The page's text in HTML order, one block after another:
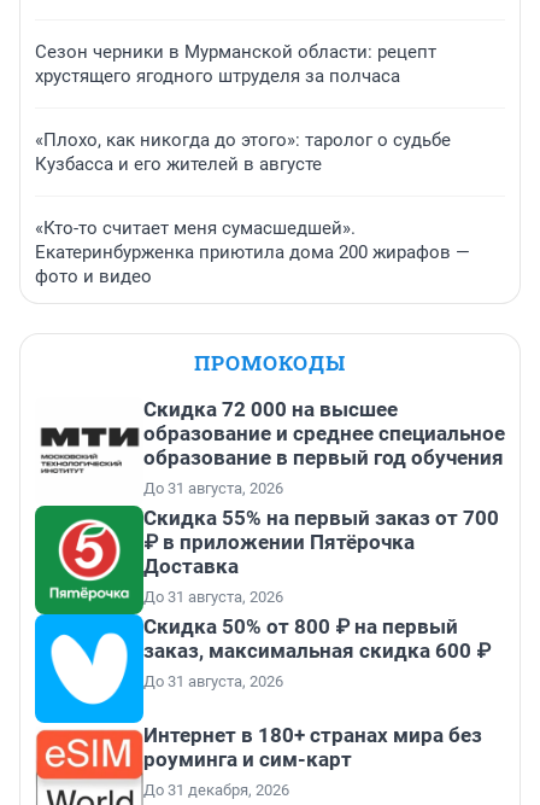
Сезон черники в Мурманской области: рецепт
хрустящего ягодного штруделя за полчаса
«Плохо, как никогда до этого»: таролог о судьбе
Кузбасса и его жителей в августе
«Кто-то считает меня сумасшедшей».
Екатеринбурженка приютила дома 200 жирафов —
фото и видео
ПРОМОКОДЫ
Скидка 72 000 на высшее
образование и среднее специальное
образование в первый год обучения
До 31 августа, 2026
Скидка 55% на первый заказ от 700
₽ в приложении Пятёрочка
Доставка
До 31 августа, 2026
Скидка 50% от 800 ₽ на первый
заказ, максимальная скидка 600 ₽
До 31 августа, 2026
Интернет в 180+ странах мира без
роуминга и сим-карт
До 31 декабря, 2026